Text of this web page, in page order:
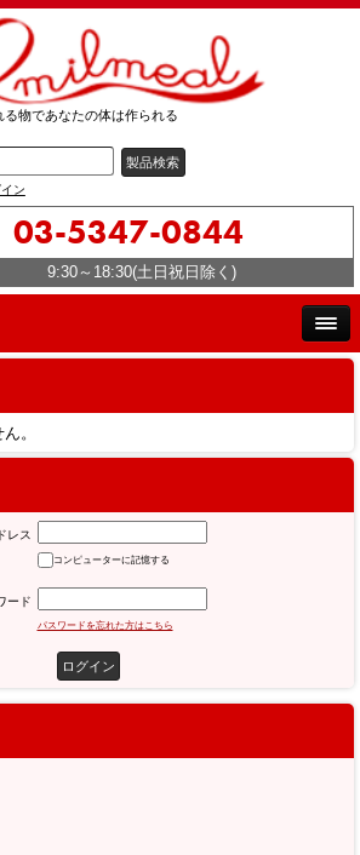
る物であなたの体は作られる
ン
03-5347-0844
9:30～18:30(土日祝日除く)
。
レス
コンピューターに記憶する
ード
パスワードを忘れた方はこちら